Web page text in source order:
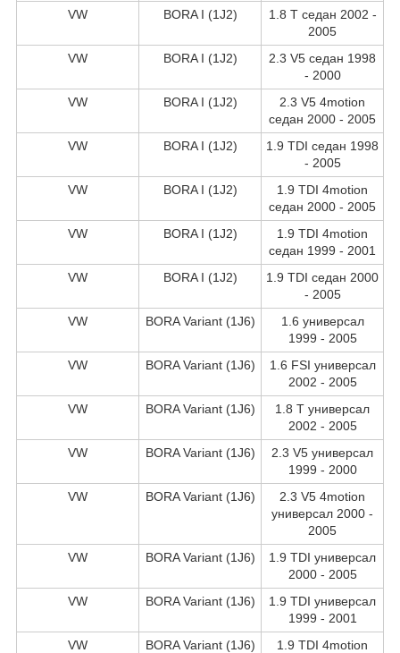
VW BORA I (1J2)
1.8 T седан 2002 -
2005
VW
BORA I (1J2)
2.3 V5 седан 1998
- 2000
VW
BORA I (1J2)
2.3 V5 4motion
седан 2000 - 2005
VW
BORA I (1J2)
1.9 TDI седан 1998
- 2005
VW
BORA I (1J2)
1.9 TDI 4motion
седан 2000 - 2005
VW
BORA I (1J2)
1.9 TDI 4motion
седан 1999 - 2001
VW
BORA I (1J2)
1.9 TDI седан 2000
- 2005
VW
BORA Variant (1J6)
1.6 универсал
1999 - 2005
VW
BORA Variant (1J6)
1.6 FSI универсал
2002 - 2005
VW
BORA Variant (1J6)
1.8 T универсал
2002 - 2005
VW
BORA Variant (1J6)
2.3 V5 универсал
1999 - 2000
VW
BORA Variant (1J6)
2.3 V5 4motion
универсал 2000 -
2005
VW
BORA Variant (1J6)
1.9 TDI универсал
2000 - 2005
VW
BORA Variant (1J6)
1.9 TDI универсал
1999 - 2001
VW
BORA Variant (1J6)
1.9 TDI 4motion